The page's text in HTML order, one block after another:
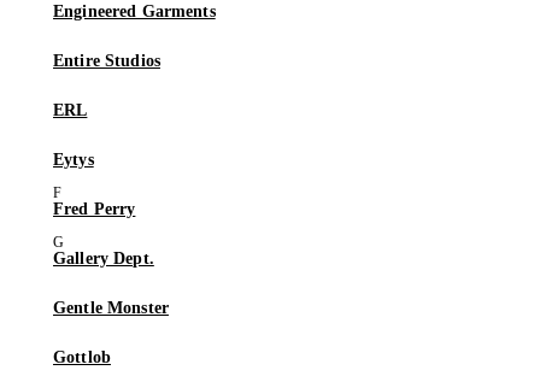
Engineered Garments
Entire Studios
ERL
Eytys
Fred Perry
Gallery Dept.
Gentle Monster
Gottlob